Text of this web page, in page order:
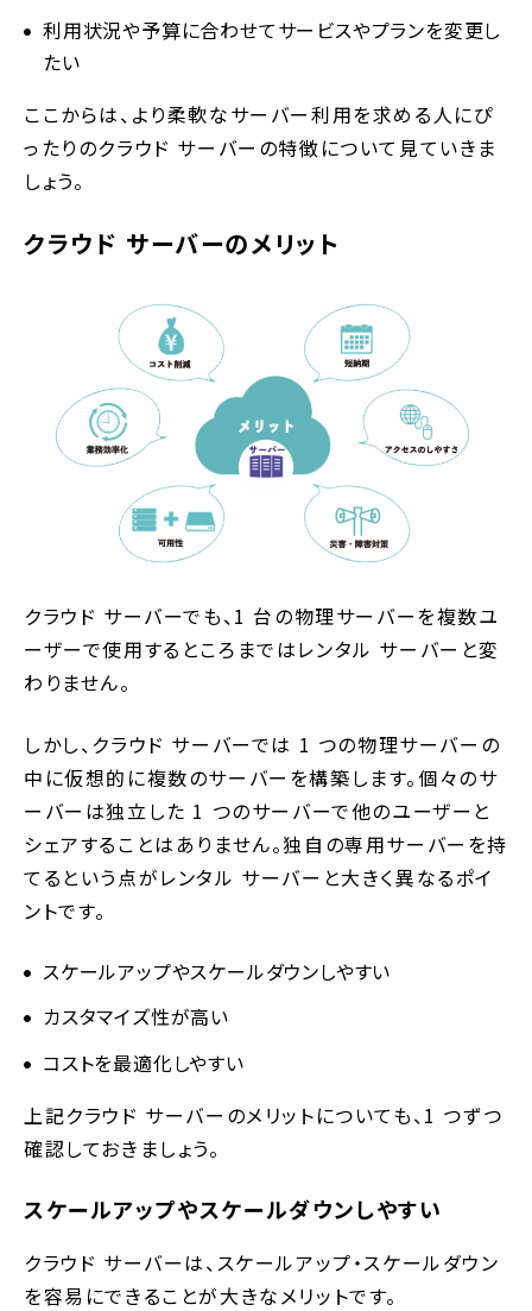
利用状況や予算に合わせてサービスやプランを変更し
たい
ここからは、より柔軟なサーバー利用を求める人にぴ
ったりのクラウド サーバーの特徴について見ていきま
しょう。
クラウド サーバーのメリット
クラウド サーバーでも、1 台の物理サーバーを複数ユ
ーザーで使用するところまではレンタル サーバーと変
わりません。
しかし、クラウド サーバーでは 1 つの物理サーバーの
中に仮想的に複数のサーバーを構築します。個々のサ
ーバーは独立した 1 つのサーバーで他のユーザーと
シェアすることはありません。独自の専用サーバーを持
てるという点がレンタル サーバーと大きく異なるポイ
ントです。
スケールアップやスケールダウンしやすい
カスタマイズ性が高い
コストを最適化しやすい
上記クラウド サーバーのメリットについても、1 つずつ
確認しておきましょう。
スケールアップやスケールダウンしやすい
クラウド サーバーは、スケールアップ・スケールダウン
を容易にできることが大きなメリットです。